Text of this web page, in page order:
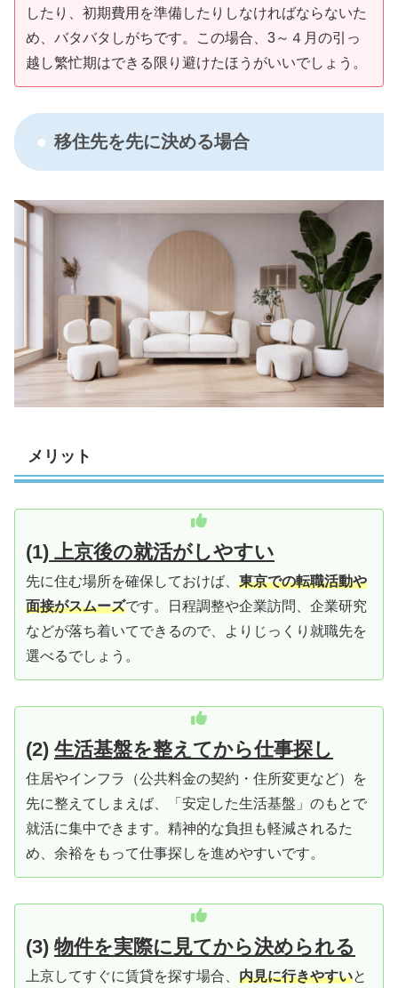
したり、初期費用を準備したりしなければならないた
め、バタバタしがちです。この場合、3～４月の引っ
越し繁忙期はできる限り避けたほうがいいでしょう。
移住先を先に決める場合
メリット
(1) 上京後の就活がしやすい
先に住む場所を確保しておけば、 東京での転職活動や
面接がスムーズです。日程調整や企業訪問、企業研究
などが落ち着いてできるので、よりじっくり就職先を
選べるでしょう。
(2) 生活基盤を整えてから仕事探し
住居やインフラ（公共料金の契約・住所変更など）を
先に整えてしまえば、「安定した生活基盤」のもとで
就活に集中できます。精神的な負担も軽減されるた
め、余裕をもって仕事探しを進めやすいです。
(3) 物件を実際に見てから決められる
上京してすぐに賃貸を探す場合、 内見に行きやすいと